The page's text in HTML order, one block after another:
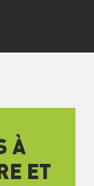
À
ET